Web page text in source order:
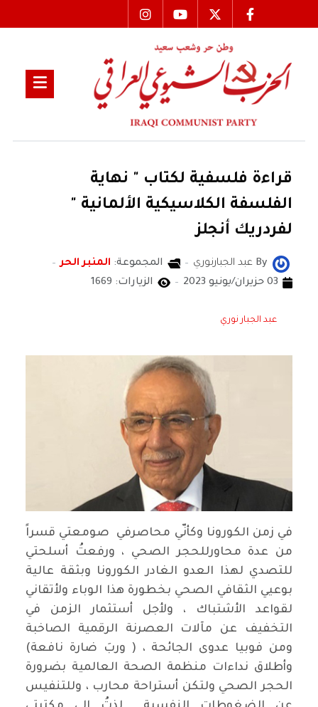
قراءة فلسفية لكتاب " نهاية
الفلسفة الكلاسيكية الألمانية "
لفردريك أنجلز
By عبد الجبارنوري المجموعة: المنبر الحر
03 حزيران/يونيو 2023
الزيارات: 1669
عبد الجبار نوري
في زمن الكورونا وكأنّي محاصرفي صومعتي قسراً
من عدة محاورللحجر الصحي ، ورفعتُ أسلحتي
للتصدي لهذا العدو الغادر الكورونا وبثقة عالية
بوعيي الثقافي الصحي بخطورة هذا الوباء ولأتقاني
لقواعد الأشتباك ، ولأجل أستثمار الزمن في
التخفيف عن مآلات العصرنة الرقمية الصاخبة
ومن فوبيا عدوى الجائحة ، ( وربَ ضارة نافعة)
وأطلاق نداءات منظمة الصحة العالمية بضرورة
الحجر الصحي ولتكن أستراحة محارب ، وللتنفيس